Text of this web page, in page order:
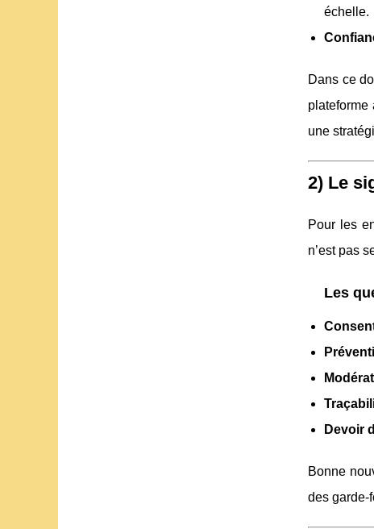
échelle.
Dans ce
une
2) Le
Pour les
n’est pas
Les
Devoir
Bonne
des garde-